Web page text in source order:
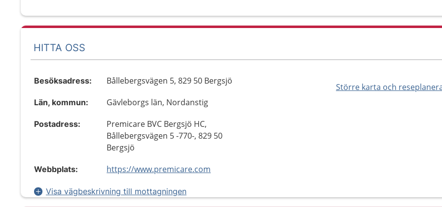
HITTA OSS
Större karta och
Besöksadress: Bållebergsvägen 5, 829 50 Bergsjö
Län, kommun: Gävleborgs län, Nordanstig
Postadress:
Premicare BVC Bergsjö HC,
Bållebergsvägen 5 -770-, 829 50
Bergsjö
Webbplats: https://www.premicare.com
Visa vägbeskrivning till mottagningen